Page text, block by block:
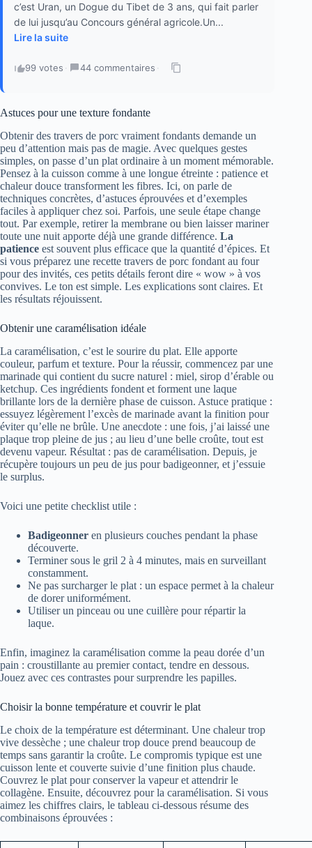
c’est Uran, un Dogue du Tibet de 3 ans, qui fait parler
de lui jusqu’au Concours général agricole.Un...
Lire la suite
99 votes · 44 commentaires ·
Astuces pour une texture fondante
Obtenir des travers de porc vraiment fondants demande un
peu d’attention mais pas de magie. Avec quelques gestes
simples, on passe d’un plat ordinaire à un moment mémorable.
Pensez à la cuisson comme à une longue étreinte : patience et
chaleur douce transforment les fibres. Ici, on parle de
techniques concrètes, d’astuces éprouvées et d’exemples
faciles à appliquer chez soi. Parfois, une seule étape change
tout. Par exemple, retirer la membrane ou bien laisser mariner
toute une nuit apporte déjà une grande différence. La
patience est souvent plus efficace que la quantité d’épices. Et
si vous préparez une recette travers de porc fondant au four
pour des invités, ces petits détails feront dire « wow » à vos
convives. Le ton est simple. Les explications sont claires. Et
les résultats réjouissent.
Obtenir une caramélisation idéale
La caramélisation, c’est le sourire du plat. Elle apporte
couleur, parfum et texture. Pour la réussir, commencez par une
marinade qui contient du sucre naturel : miel, sirop d’érable ou
ketchup. Ces ingrédients fondent et forment une laque
brillante lors de la dernière phase de cuisson. Astuce pratique :
essuyez légèrement l’excès de marinade avant la finition pour
éviter qu’elle ne brûle. Une anecdote : une fois, j’ai laissé une
plaque trop pleine de jus ; au lieu d’une belle croûte, tout est
devenu vapeur. Résultat : pas de caramélisation. Depuis, je
récupère toujours un peu de jus pour badigeonner, et j’essuie
le surplus.
Voici une petite checklist utile :
Badigeonner en plusieurs couches pendant la phase
découverte.
Terminer sous le gril 2 à 4 minutes, mais en surveillant
constamment.
Ne pas surcharger le plat : un espace permet à la chaleur
de dorer uniformément.
Utiliser un pinceau ou une cuillère pour répartir la
laque.
Enfin, imaginez la caramélisation comme la peau dorée d’un
pain : croustillante au premier contact, tendre en dessous.
Jouez avec ces contrastes pour surprendre les papilles.
Choisir la bonne température et couvrir le plat
Le choix de la température est déterminant. Une chaleur trop
vive dessèche ; une chaleur trop douce prend beaucoup de
temps sans garantir la croûte. Le compromis typique est une
cuisson lente et couverte suivie d’une finition plus chaude.
Couvrez le plat pour conserver la vapeur et attendrir le
collagène. Ensuite, découvrez pour la caramélisation. Si vous
aimez les chiffres clairs, le tableau ci-dessous résume des
combinaisons éprouvées :